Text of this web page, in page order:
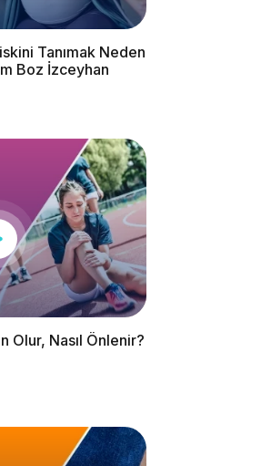
Tanımak Neden
Boz İzceyhan
Olur, Nasıl Önlenir?